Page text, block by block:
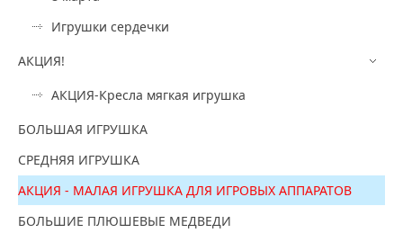
Игрушки сердечки
АКЦИЯ!
АКЦИЯ-Кресла мягкая игрушка
БОЛЬШАЯ ИГРУШКА
СРЕДНЯЯ ИГРУШКА
АКЦИЯ - МАЛАЯ ИГРУШКА ДЛЯ ИГРОВЫХ АППАРАТОВ
БОЛЬШИЕ ПЛЮШЕВЫЕ МЕДВЕДИ